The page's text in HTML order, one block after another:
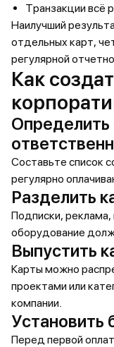
Транзакции всё
Наилучший
отдельных карт,
регулярной
Как
Определить
Составьте список
регулярно
Разделить
Подписки,
оборудование
Выпустить
Карты можно
проектами или
компании.
Перед первой